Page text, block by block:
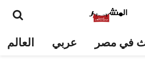
في مصر عربي العالم